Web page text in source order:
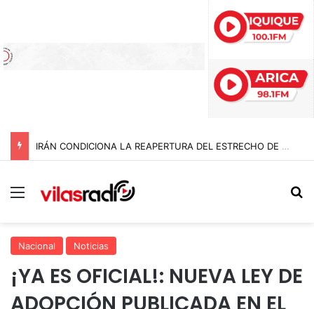
IRÁN CONDICIONA LA REAPERTURA DEL ESTRECHO DE ORMUZ Y EXIGE A ESTADOS UNIDOS EL FIN DEL BLOQUEO Y REPARACIONES DE GUERRA
Menú
Nacional Noticias
¡YA ES OFICIAL!: NUEVA LEY DE
ADOPCIÓN PUBLICADA EN EL